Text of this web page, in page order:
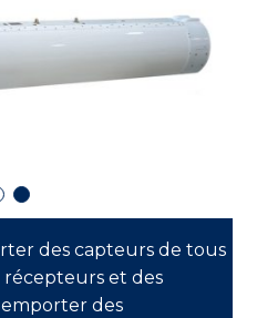
des capteurs de tous
et des
des